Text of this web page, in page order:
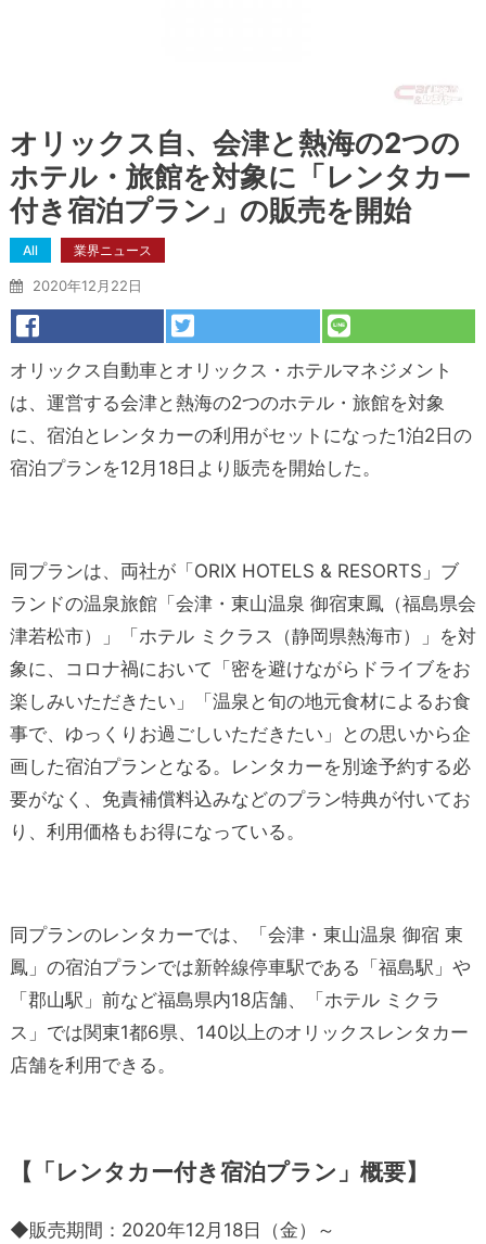
オリックス自、会津と熱海の2つの
ホテル・旅館を対象に「レンタカー
付き宿泊プラン」の販売を開始
All 業界ニュース
2020年12月22日
オリックス自動車とオリックス・ホテルマネジメント
は、運営する会津と熱海の2つのホテル・旅館を対象
に、宿泊とレンタカーの利用がセットになった1泊2日の
宿泊プランを12月18日より販売を開始した。
同プランは、両社が「ORIX HOTELS & RESORTS」ブ
ランドの温泉旅館「会津・東山温泉 御宿東鳳（福島県会
津若松市）」「ホテル ミクラス（静岡県熱海市）」を対
象に、コロナ禍において「密を避けながらドライブをお
楽しみいただきたい」「温泉と旬の地元食材によるお食
事で、ゆっくりお過ごしいただきたい」との思いから企
画した宿泊プランとなる。レンタカーを別途予約する必
要がなく、免責補償料込みなどのプラン特典が付いてお
り、利用価格もお得になっている。
同プランのレンタカーでは、「会津・東山温泉 御宿 東
鳳」の宿泊プランでは新幹線停車駅である「福島駅」や
「郡山駅」前など福島県内18店舗、「ホテル ミクラ
ス」では関東1都6県、140以上のオリックスレンタカー
店舗を利用できる。
【「レンタカー付き宿泊プラン」概要】
◆販売期間：2020年12月18日（金）～